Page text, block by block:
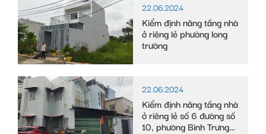
22.06.2024
Kiểm định nâng tầng nhà
ở riêng lẻ phường long
trường
22.06.2024
Kiểm định nâng tầng nhà
ở riêng lẻ số 6 đường số
10, phường Bình Trưng